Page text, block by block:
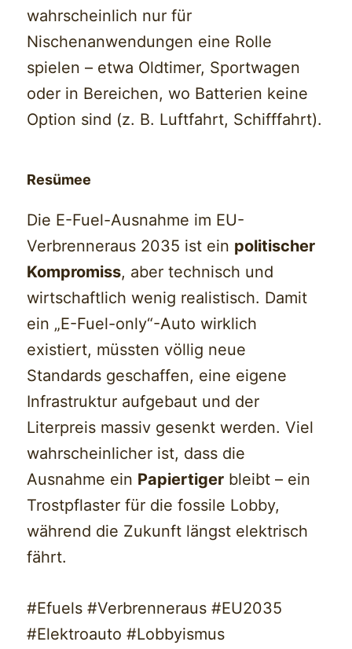
wahrscheinlich nur für
Nischenanwendungen eine Rolle
spielen – etwa Oldtimer, Sportwagen
oder in Bereichen, wo Batterien keine
Option sind (z. B. Luftfahrt, Schifffahrt).
Resümee
Die E-Fuel-Ausnahme im EU-
Verbrenneraus 2035 ist ein politischer
Kompromiss, aber technisch und
wirtschaftlich wenig realistisch. Damit
ein „E-Fuel-only“-Auto wirklich
existiert, müssten völlig neue
Standards geschaffen, eine eigene
Infrastruktur aufgebaut und der
Literpreis massiv gesenkt werden. Viel
wahrscheinlicher ist, dass die
Ausnahme ein Papiertiger bleibt – ein
Trostpflaster für die fossile Lobby,
während die Zukunft längst elektrisch
fährt.
#Efuels #Verbrenneraus #EU2035
#Elektroauto #Lobbyismus